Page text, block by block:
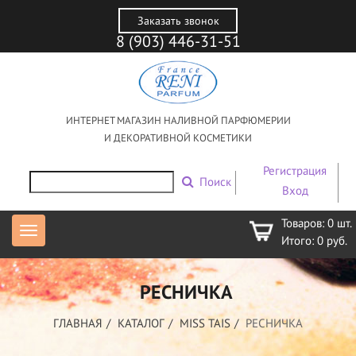
Заказать звонок
8 (903) 446-31-51
ИНТЕРНЕТ МАГАЗИН НАЛИВНОЙ ПАРФЮМЕРИИ
И ДЕКОРАТИВНОЙ КОСМЕТИКИ
Поиск
Регистрация
Вход
Товаров: 0 шт.
Итого: 0 руб.
РЕСНИЧКА
ГЛАВНАЯ КАТАЛОГ MISS TAIS РЕСНИЧКА